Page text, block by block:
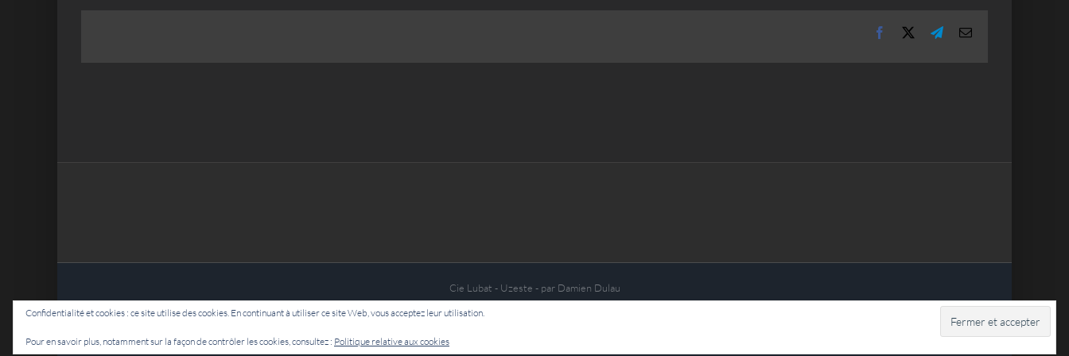
Facebook TelegramEmail
Cie Lubat - Uzeste - par Damien Dulau
Confidentialité et cookies : ce site utilise des cookies. En continuant à utiliser ce site Web, vous acceptez leur utilisation.
Pour en savoir plus, notamment sur la façon de contrôler les cookies, consultez : Politique relative aux cookies